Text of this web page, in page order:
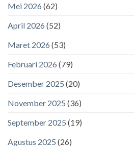
Mei 2026 (62)
April 2026 (52)
Maret 2026 (53)
Februari 2026 (79)
Desember 2025 (20)
November 2025 (36)
September 2025 (19)
Agustus 2025 (26)